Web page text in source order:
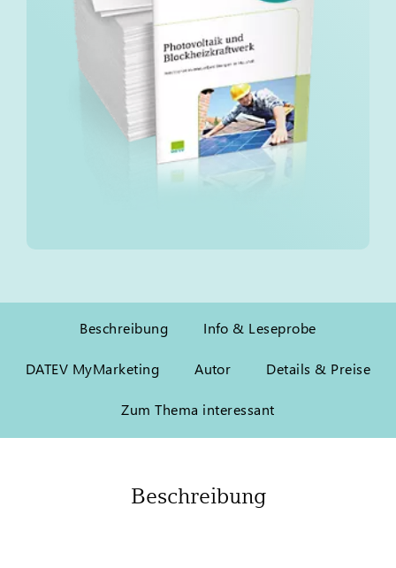
Beschreibung Info & Leseprobe
DATEV MyMarketing Autor Details & Preise
Zum Thema interessant
Beschreibung